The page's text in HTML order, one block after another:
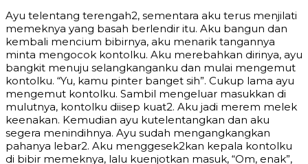
Ayu telentang terengah2, sementara aku terus menjilati
memeknya yang basah berlendir itu. Aku bangun dan
kembali mencium bibirnya, aku menarik tangannya
minta mengocok kontolku. Aku merebahkan dirinya, ayu
bangkit menuju selangkanganku dan mulai mengemut
kontolku. “Yu, kamu pinter banget sih”. Cukup lama ayu
mengemut kontolku. Sambil mengeluar masukkan di
mulutnya, kontolku diisep kuat2. Aku jadi merem melek
keenakan. Kemudian ayu kutelentangkan dan aku
segera menindihnya. Ayu sudah mengangkangkan
pahanya lebar2. Aku menggesek2kan kepala kontolku
di bibir memeknya, lalu kuenjotkan masuk, “Om, enak”,